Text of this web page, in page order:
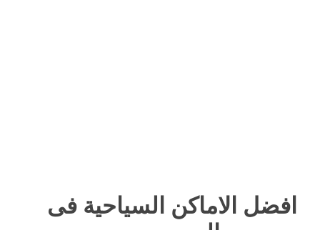
افضل الاماكن السياحية فى